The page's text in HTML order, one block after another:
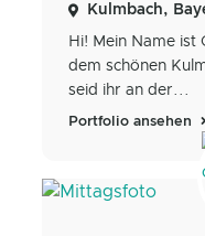
Kulmbach,
Hi! Mein Name ist
dem schönen
seid ihr an der...
Portfolio ansehen